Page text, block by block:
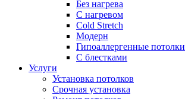
Без нагрева
С нагревом
Cold Stretch
Модерн
Гипоаллергенные потолки
С блестками
Услуги
Установка потолков
Срочная установка